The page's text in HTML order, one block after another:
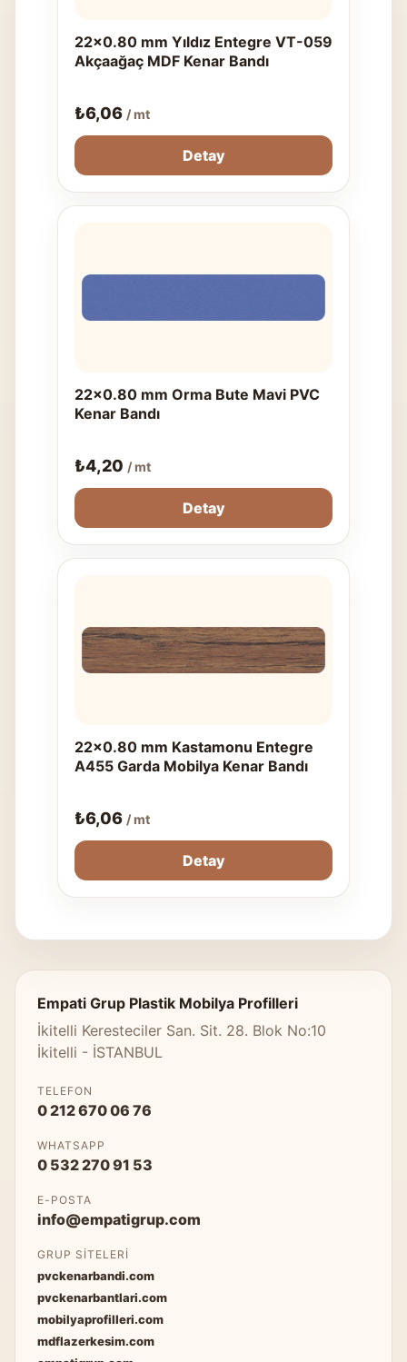
22x0.80 mm Yıldız Entegre VT-059
Akçaağaç MDF Kenar Bandı
₺6,06 / mt
Detay
22x0.80 mm Orma Bute Mavi PVC
Kenar Bandı
₺4,20 / mt
Detay
22x0.80 mm Kastamonu Entegre
A455 Garda Mobilya Kenar Bandı
₺6,06 / mt
Detay
Empati Grup Plastik Mobilya Profilleri
İkitelli Keresteciler San. Sit. 28. Blok No:10
İkitelli - İSTANBUL
TELEFON
0 212 670 06 76
WHATSAPP
0 532 270 91 53
E-POSTA
info@empatigrup.com
GRUP SITELERI
pvckenarbandi.com
pvckenarbantlari.com
mobilyaprofilleri.com
mdflazerkesim.com